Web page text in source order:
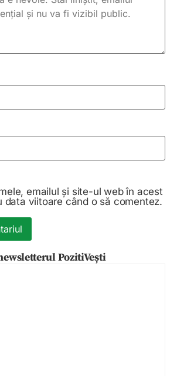
emailul și site-ul web în acest
data viitoare când o să comentez.
PozitiVești